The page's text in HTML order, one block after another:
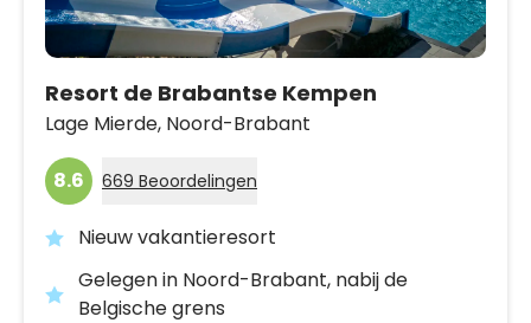
Resort de Brabantse Kempen
Lage Mierde, Noord-Brabant
8.6 669 Beoordelingen
Nieuw vakantieresort
Gelegen in Noord-Brabant, nabij de
Belgische grens